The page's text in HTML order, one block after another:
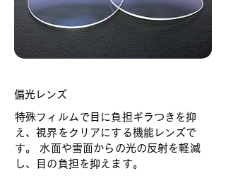
偏光レンズ
特殊フィルムで目に負担ギラつきを抑
え、視界をクリアにする機能レンズで
す。 水面や雪面からの光の反射を軽減
し、目の負担を抑えます。